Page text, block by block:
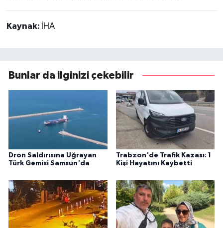
Kaynak: İHA
Bunlar da ilginizi çekebilir
Dron Saldırısına Uğrayan
Türk Gemisi Samsun'da
Trabzon'de Trafik Kazası: 1
Kişi Hayatını Kaybetti